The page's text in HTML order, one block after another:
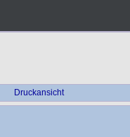
Druckansicht